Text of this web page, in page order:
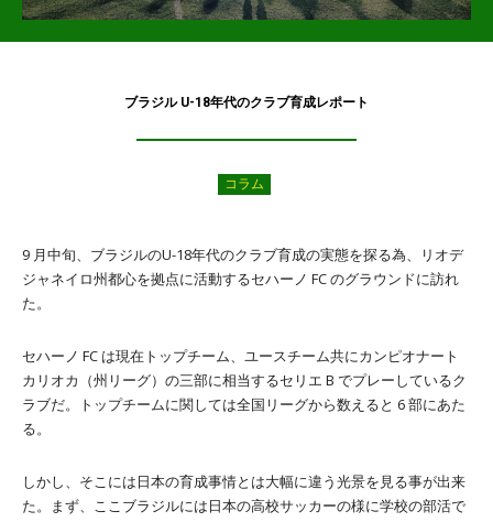
ブラジル U-18年代のクラブ育成レポート
コラム
9 月中旬、ブラジルのU-18年代のクラブ育成の実態を探る為、リオデ
ジャネイロ州都心を拠点に活動するセハーノ FC のグラウンドに訪れ
た。
セハーノ FC は現在トップチーム、ユースチーム共にカンピオナート
カリオカ（州リーグ）の三部に相当するセリエ B でプレーしているク
ラブだ。トップチームに関しては全国リーグから数えると 6 部にあた
る。
しかし、そこには日本の育成事情とは大幅に違う光景を見る事が出来
た。まず、ここブラジルには日本の高校サッカーの様に学校の部活で